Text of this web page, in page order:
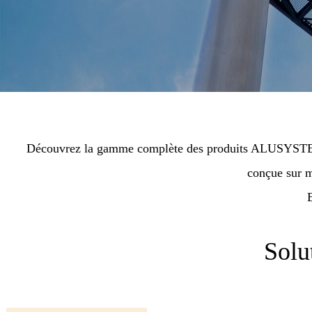
Découvrez la gamme complète des produits
conçue sur